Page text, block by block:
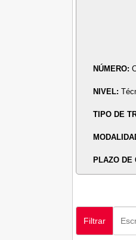
NÚMERO:
NIVEL:
TIPO DE
PLAZO DE
Filtrar